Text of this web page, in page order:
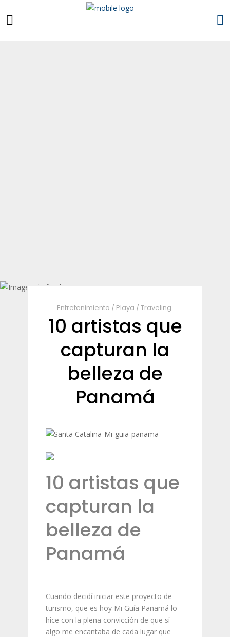
Entretenimiento / Playa /Traveling
10 artistas que
capturan la
belleza de
Panamá
10 artistas que
capturan la
belleza de
Panamá
Cuando decidí iniciar este proyecto de
turismo, que es hoy Mi Guía Panamá lo
hice con la plena convicción de que sí
algo me encantaba de cada lugar que